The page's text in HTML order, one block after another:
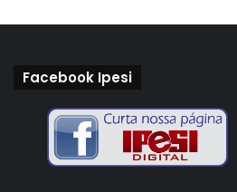
Evento Indústria
Facebook Ipesi